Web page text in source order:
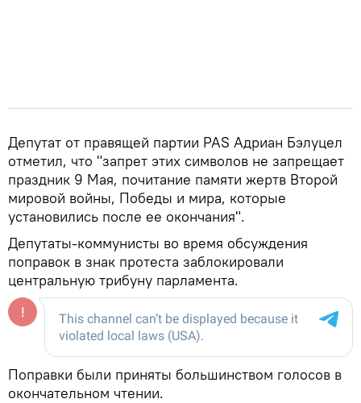
Депутат от правящей партии PAS Адриан Бэлуцел
отметил, что "запрет этих символов не запрещает
праздник 9 Мая, почитание памяти жертв Второй
мировой войны, Победы и мира, которые
установились после ее окончания".
Депутаты-коммунисты во время обсуждения
поправок в знак протеста заблокировали
центральную трибуну парламента.
Поправки были приняты большинством голосов в
окончательном чтении.